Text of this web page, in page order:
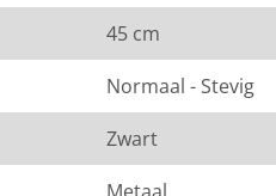
neutrale zeep of groene
over hetonderhoud van
in één pakket geleverd. Er
45 cm
Normaal - Stevig
Zwart
Metaal